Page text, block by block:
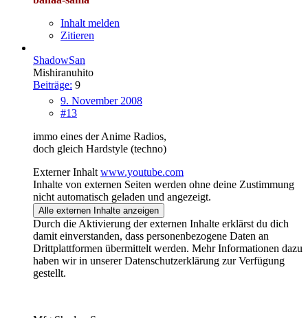
Inhalt melden
Zitieren
ShadowSan
Mishiranuhito
Beiträge: 9
9. November 2008
#13
immo eines der Anime Radios,
doch gleich Hardstyle (techno)
Externer Inhalt www.youtube.com
Inhalte von externen Seiten werden ohne deine Zustimmung
nicht automatisch geladen und angezeigt.
Alle externen Inhalte anzeigen
Durch die Aktivierung der externen Inhalte erklärst du dich
damit einverstanden, dass personenbezogene Daten an
Drittplattformen übermittelt werden. Mehr Informationen dazu
haben wir in unserer Datenschutzerklärung zur Verfügung
gestellt.